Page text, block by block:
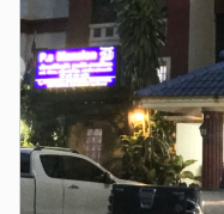
รพ.เชียงใหม่ราม
รพ.มหาราช เชียงให
ศูนย์ศรีพัฒน์ 1.6
รพ.สวนปรุง 2.6 ก
อื่นๆ
วันนิมมาน 0.3 กม.